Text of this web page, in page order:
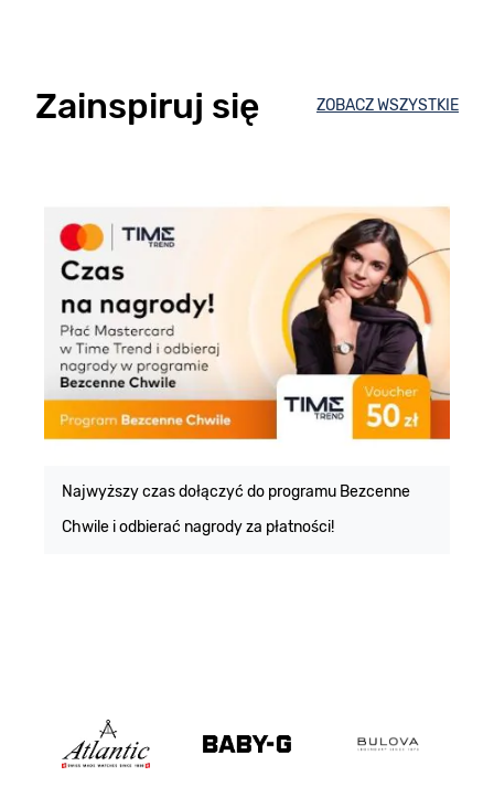
Zainspiruj się ZOBACZ WSZYSTKIE
Najwyższy czas dołączyć do programu Bezcenne
Chwile i odbierać nagrody za płatności!